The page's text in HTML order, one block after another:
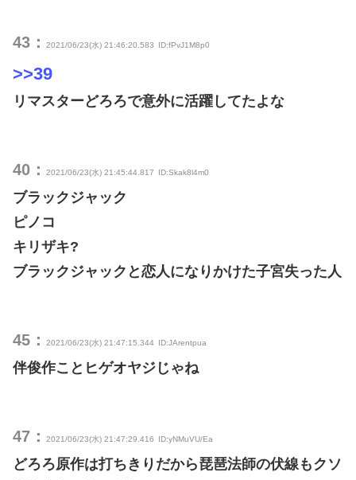
43： 2021/06/23(水) 21:46:20.583 ID:fPvJ1M8p0
>>39
リマスターどろろで意外に活躍してたよな
40： 2021/06/23(水) 21:45:44.817 ID:Skak8l4m0
ブラックジャック
ピノコ
キリザキ?
ブラックジャックと恋人になりかけた子宮失った人
45： 2021/06/23(水) 21:47:15.344 ID:JArentpua
伴俊作ことヒゲオヤジじゃね
47： 2021/06/23(水) 21:47:29.416 ID:yNMuVU/Ea
どろろ原作は打ちきりだから琵琶法師の伏線もクソ